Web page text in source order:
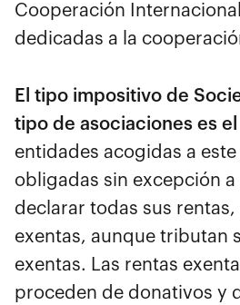
Cooperación
dedicadas a la
El tipo impositivo de
tipo de asociaciones es el
entidades acogidas a
obligadas sin excepción
declarar todas sus rentas,
exentas, aunque tributan
exentas. Las rentas
proceden de donativos y